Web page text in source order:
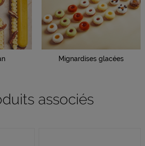
Mignardises glacées
associés